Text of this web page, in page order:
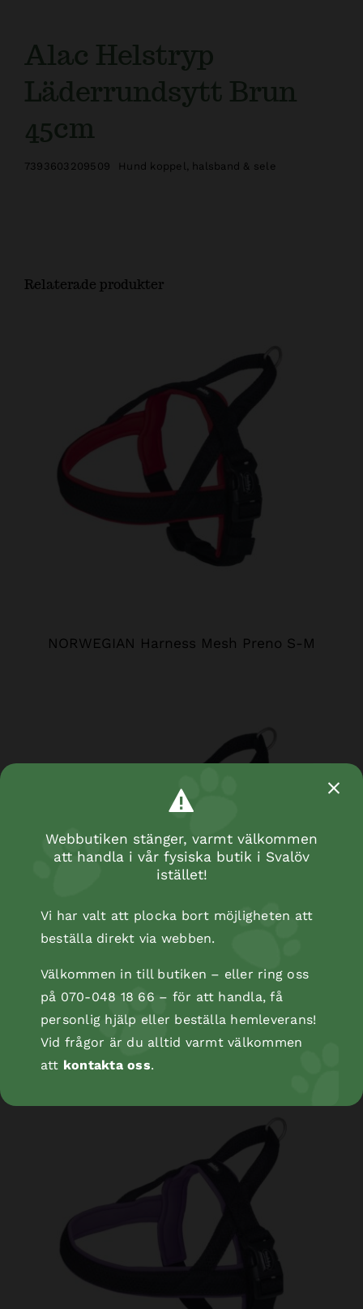
Alac Helstryp
Läderrundsytt Brun
45cm
7393603209509 Hund koppel, halsband & sele
Relaterade produkter
NORWEGIAN Harness Mesh Preno S-M
NORWEGIAN Harness Mesh Preno L
Webbutiken stänger, varmt välkommen
att handla i vår fysiska butik i Svalöv
istället!
Vi har valt att plocka bort möjligheten att
beställa direkt via webben.
Välkommen in till butiken – eller ring oss
på 070-048 18 66 – för att handla, få
personlig hjälp eller beställa hemleverans!
Vid frågor är du alltid varmt välkommen
att kontakta oss.